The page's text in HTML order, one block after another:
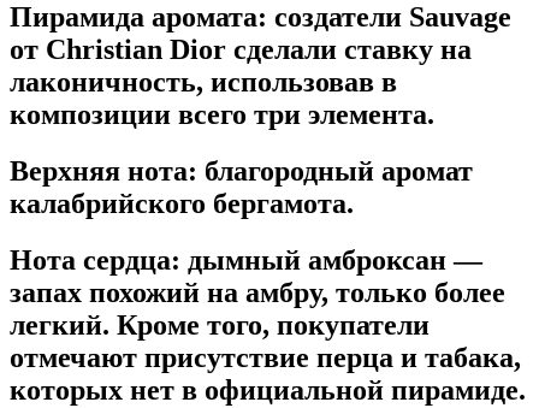
Пирамида аромата: создатели Sauvage
от Christian Dior сделали ставку на
лаконичность, использовав в
композиции всего три элемента.
Верхняя нота: благородный аромат
калабрийского бергамота.
Нота сердца: дымный амброксан —
запах похожий на амбру, только более
легкий. Кроме того, покупатели
отмечают присутствие перца и табака,
которых нет в официальной пирамиде.